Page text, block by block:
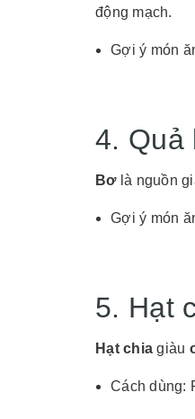
động mạch.
Gợi ý món
4. Quả
Bơlà nguồn
Gợi ý món
5. Hạt
Hạt chia giàu
Cách dùng: